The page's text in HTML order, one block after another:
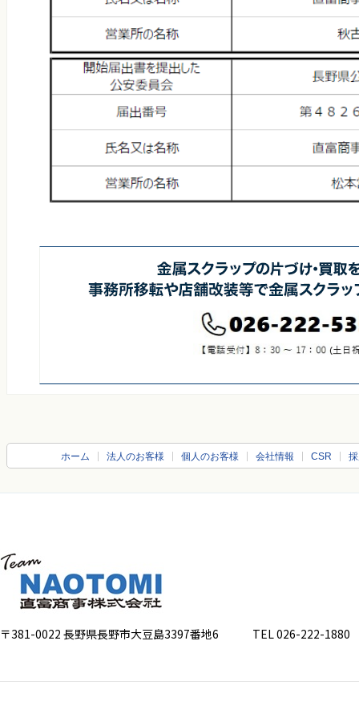
ホーム 法人のお客様 個人のお客様 会社情報 CSR
〒381-0022 長野県長野市大豆島3397番地6 TEL 026-222-1880